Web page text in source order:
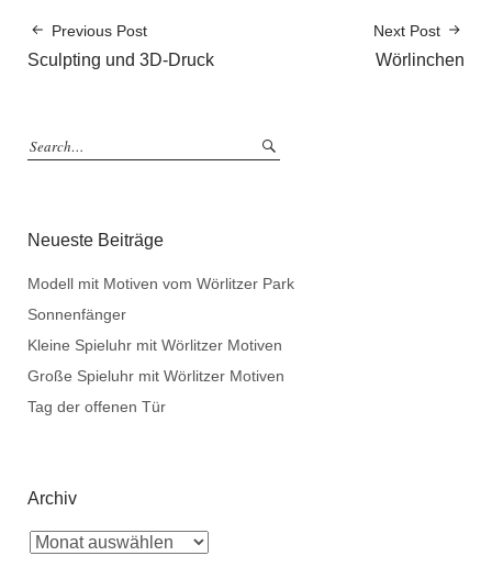
Previous Post
Sculpting und 3D-Druck
Next Post
Wörlinchen
Neueste Beiträge
Modell mit Motiven vom Wörlitzer Park
Sonnenfänger
Kleine Spieluhr mit Wörlitzer Motiven
Große Spieluhr mit Wörlitzer Motiven
Tag der offenen Tür
Archiv